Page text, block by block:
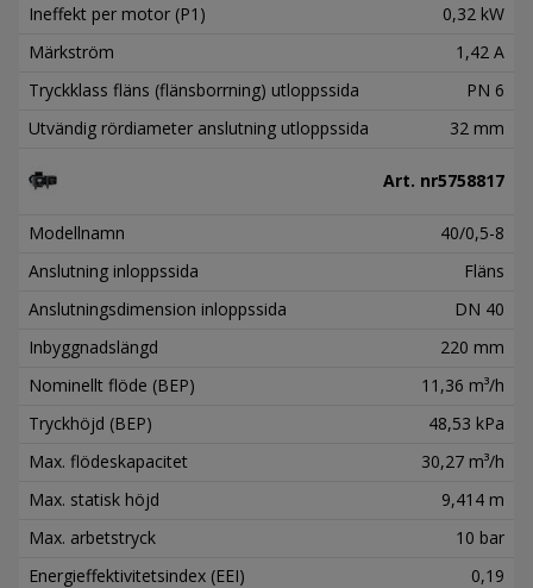
Ineffekt per motor (P1)
0,32 kW
Märkström
1,42 A
Tryckklass fläns (flänsborrning) utloppssida
PN 6
Utvändig rördiameter anslutning utloppssida
32 mm
Art. nr5758817
Modellnamn
40/0,5-8
Anslutning inloppssida
Fläns
Anslutningsdimension inloppssida
DN 40
Inbyggnadslängd
220 mm
Nominellt flöde (BEP)
11,36 m³/h
Tryckhöjd (BEP)
48,53 kPa
Max. flödeskapacitet
30,27 m³/h
Max. statisk höjd
9,414 m
Max. arbetstryck
10 bar
Energieffektivitetsindex (EEI)
0,19